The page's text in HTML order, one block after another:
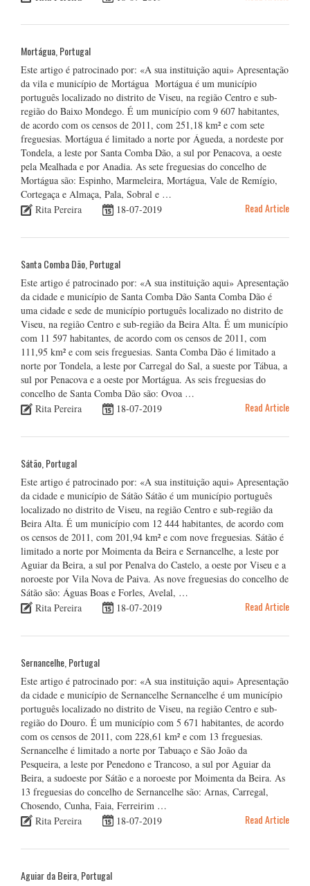
Mortágua, Portugal
Este artigo é patrocinado por: «A sua instituição aqui» Apresentação
da vila e município de Mortágua Mortágua é um município
português localizado no distrito de Viseu, na região Centro e sub-
região do Baixo Mondego. É um município com 9 607 habitantes,
de acordo com os censos de 2011, com 251,18 km² e com sete
freguesias. Mortágua é limitado a norte por Águeda, a nordeste por
Tondela, a leste por Santa Comba Dão, a sul por Penacova, a oeste
pela Mealhada e por Anadia. As sete freguesias do concelho de
Mortágua são: Espinho, Marmeleira, Mortágua, Vale de Remígio,
Cortegaça e Almaça, Pala, Sobral e …
Rita Pereira
18-07-2019 Read Article
Santa Comba Dão, Portugal
Este artigo é patrocinado por: «A sua instituição aqui» Apresentação
da cidade e município de Santa Comba Dão Santa Comba Dão é
uma cidade e sede de município português localizado no distrito de
Viseu, na região Centro e sub-região da Beira Alta. É um município
com 11 597 habitantes, de acordo com os censos de 2011, com
111,95 km² e com seis freguesias. Santa Comba Dão é limitado a
norte por Tondela, a leste por Carregal do Sal, a sueste por Tábua, a
sul por Penacova e a oeste por Mortágua. As seis freguesias do
concelho de Santa Comba Dão são: Ovoa …
Rita Pereira
18-07-2019 Read Article
Sátão, Portugal
Este artigo é patrocinado por: «A sua instituição aqui» Apresentação
da cidade e município de Sátão Sátão é um município português
localizado no distrito de Viseu, na região Centro e sub-região da
Beira Alta. É um município com 12 444 habitantes, de acordo com
os censos de 2011, com 201,94 km² e com nove freguesias. Sátão é
limitado a norte por Moimenta da Beira e Sernancelhe, a leste por
Aguiar da Beira, a sul por Penalva do Castelo, a oeste por Viseu e a
noroeste por Vila Nova de Paiva. As nove freguesias do concelho de
Sátão são: Águas Boas e Forles, Avelal, …
Rita Pereira
18-07-2019 Read Article
Sernancelhe, Portugal
Este artigo é patrocinado por: «A sua instituição aqui» Apresentação
da cidade e município de Sernancelhe Sernancelhe é um município
português localizado no distrito de Viseu, na região Centro e sub-
região do Douro. É um município com 5 671 habitantes, de acordo
com os censos de 2011, com 228,61 km² e com 13 freguesias.
Sernancelhe é limitado a norte por Tabuaço e São João da
Pesqueira, a leste por Penedono e Trancoso, a sul por Aguiar da
Beira, a sudoeste por Sátão e a noroeste por Moimenta da Beira. As
13 freguesias do concelho de Sernancelhe são: Arnas, Carregal,
Chosendo, Cunha, Faia, Ferreirim …
Rita Pereira
18-07-2019 Read Article
Aguiar da Beira, Portugal